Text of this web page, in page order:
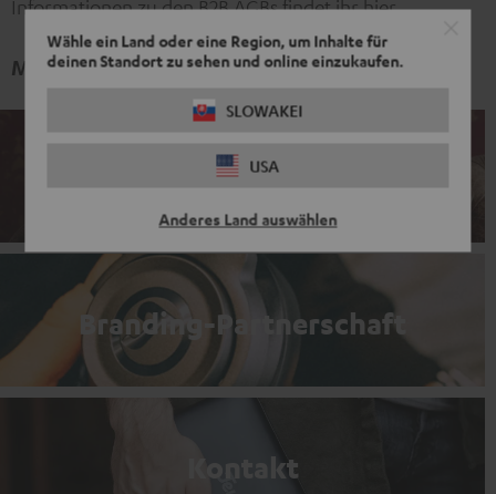
Wähle ein Land oder eine Region, um Inhalte für
deinen Standort zu sehen und online einzukaufen.
SLOWAKEI
USA
Anderes Land auswählen
Informationen zu den B2B AGBs findet ihrhier.
Mehr erfahren
Verkaufsförderung
Branding-Partnerschaft
Kontakt